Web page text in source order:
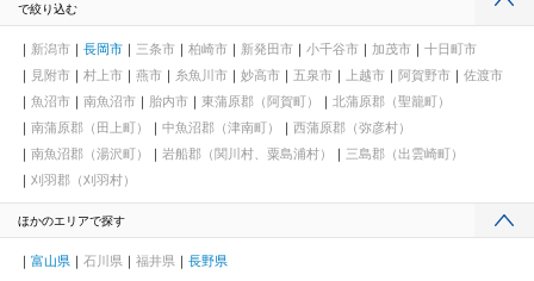
で絞り込む
新潟市 長岡市 三条市 柏崎市 新発田市 小千谷市 加茂市
十日町市
見附市
村上市 燕市 糸魚川市 妙高市 五泉市 上越市 阿賀野市
佐渡市
魚沼市
南魚沼市 胎内市 東蒲原郡（阿賀町）
北蒲原郡（聖籠町）
南蒲原郡（田上町）
中魚沼郡（津南町）
西蒲原郡（弥彦村）
南魚沼郡（湯沢町）
岩船郡（関川村、粟島浦村）
三島郡（出雲崎町）
刈羽郡（刈羽村）
ほかのエリアで探す
富山県 石川県 福井県 長野県